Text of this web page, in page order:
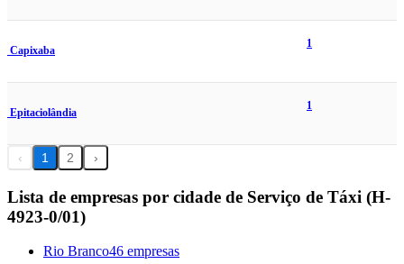
Capixaba
1
Epitaciolândia
1
‹ 1 2 ›
Lista de empresas por cidade de Serviço de Táxi (H-
4923-0/01)
Rio Branco46 empresas